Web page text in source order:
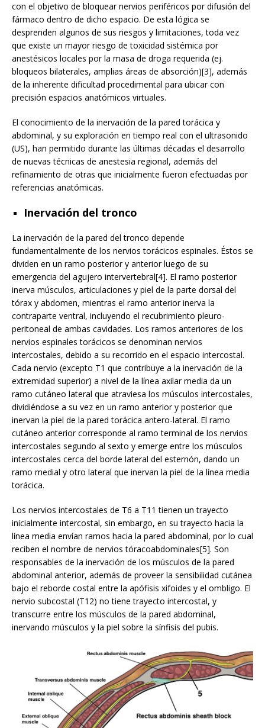
con el objetivo de bloquear nervios periféricos por difusión del
fármaco dentro de dicho espacio. De esta lógica se
desprenden algunos de sus riesgos y limitaciones, toda vez
que existe un mayor riesgo de toxicidad sistémica por
anestésicos locales por la masa de droga requerida (ej.
bloqueos bilaterales, amplias áreas de absorción)[3], además
de la inherente dificultad procedimental para ubicar con
precisión espacios anatómicos virtuales.
El conocimiento de la inervación de la pared torácica y
abdominal, y su exploración en tiempo real con el ultrasonido
(US), han permitido durante las últimas décadas el desarrollo
de nuevas técnicas de anestesia regional, además del
refinamiento de otras que inicialmente fueron efectuadas por
referencias anatómicas.
Inervación del tronco
La inervación de la pared del tronco depende
fundamentalmente de los nervios torácicos espinales. Éstos se
dividen en un ramo posterior y anterior luego de su
emergencia del agujero intervertebral[4]. El ramo posterior
inerva músculos, articulaciones y piel de la parte dorsal del
tórax y abdomen, mientras el ramo anterior inerva la
contraparte ventral, incluyendo el recubrimiento pleuro-
peritoneal de ambas cavidades. Los ramos anteriores de los
nervios espinales torácicos se denominan nervios
intercostales, debido a su recorrido en el espacio intercostal.
Cada nervio (excepto T1 que contribuye a la inervación de la
extremidad superior) a nivel de la línea axilar media da un
ramo cutáneo lateral que atraviesa los músculos intercostales,
dividiéndose a su vez en un ramo anterior y posterior que
inervan la piel de la pared torácica antero-lateral. El ramo
cutáneo anterior corresponde al ramo terminal de los nervios
intercostales segundo al sexto y emerge entre los músculos
intercostales cerca del borde lateral del esternón, dando un
ramo medial y otro lateral que inervan la piel de la línea media
torácica.
Los nervios intercostales de T6 a T11 tienen un trayecto
inicialmente intercostal, sin embargo, en su trayecto hacia la
línea media envían ramos hacia la pared abdominal, por lo cual
reciben el nombre de nervios tóracoabdominales[5]. Son
responsables de la inervación de los músculos de la pared
abdominal anterior, además de proveer la sensibilidad cutánea
bajo el reborde costal entre la apófisis xifoides y el ombligo. El
nervio subcostal (T12) no tiene trayecto intercostal, y
transcurre entre los músculos de la pared abdominal,
inervando músculos y la piel sobre la sínfisis del pubis.